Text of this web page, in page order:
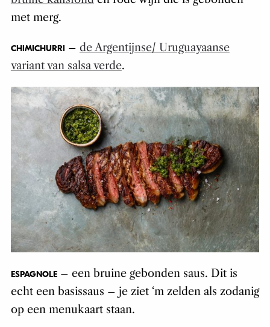
met merg.
CHIMICHURRI – de Argentijnse/ Uruguayaanse
variant van salsa verde.
ESPAGNOLE– een bruine gebonden saus. Dit is
echt een basissaus – je ziet ‘m zelden als zodanig
op een menukaart staan.